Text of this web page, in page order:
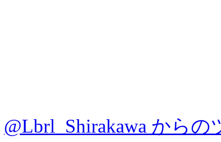
@Lbrl_Shirakawa からの